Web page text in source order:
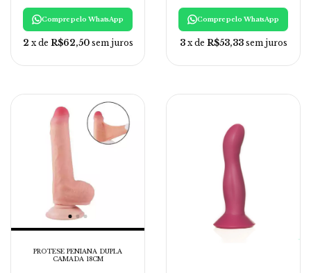
Compre pelo WhatsApp
2 x de R$62,50 sem juros
Compre pelo WhatsApp
3 x de R$53,33 sem juros
PROTESE PENIANA DUPLA
CAMADA 18CM